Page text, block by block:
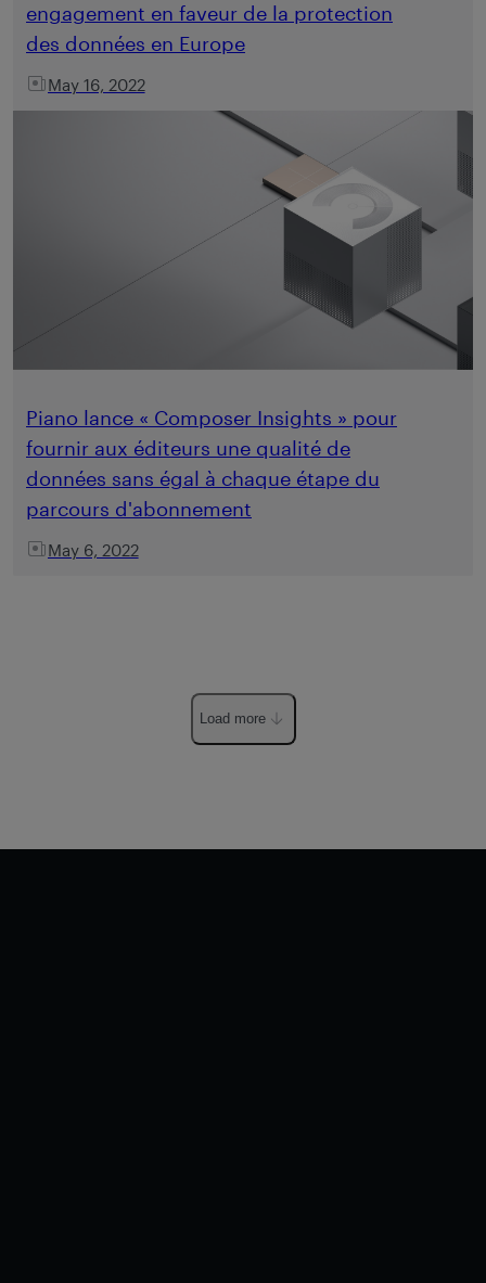
engagement en faveur de la protection
des données en Europe
May 16, 2022
Piano lance « Composer Insights » pour
fournir aux éditeurs une qualité de
données sans égal à chaque étape du
parcours d'abonnement
May 6, 2022
Load more